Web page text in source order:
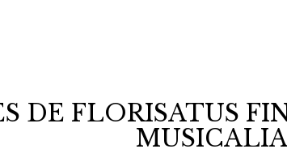
DE FLORISATUS
MUSICALIA